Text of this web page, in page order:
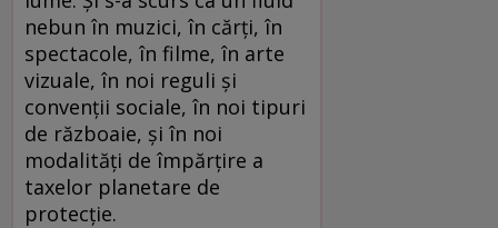
nebun în muzici, în cărți, în
spectacole, în filme, în arte
vizuale, în noi reguli și
convenții sociale, în noi tipuri
de războaie, și în noi
modalități de împărțire a
taxelor planetare de
protecție.